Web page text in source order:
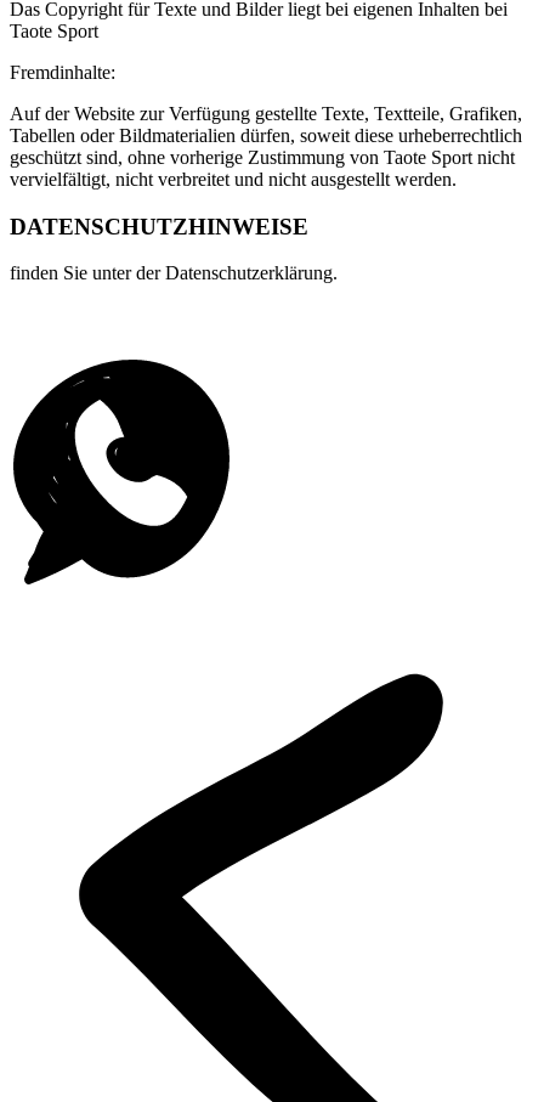
Das Copyright für Texte und Bilder liegt bei eigenen Inhalten bei
Taote Sport
Fremdinhalte:
Auf der Website zur Verfügung gestellte Texte, Textteile, Grafiken,
Tabellen oder Bildmaterialien dürfen, soweit diese urheberrechtlich
geschützt sind, ohne vorherige Zustimmung von Taote Sport nicht
vervielfältigt, nicht verbreitet und nicht ausgestellt werden.
DATENSCHUTZHINWEISE
finden Sie unter der Datenschutzerklärung.